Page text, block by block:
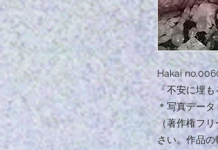
Hakai
「不安に埋
＊写真データ
（著作権フ
さい。作品